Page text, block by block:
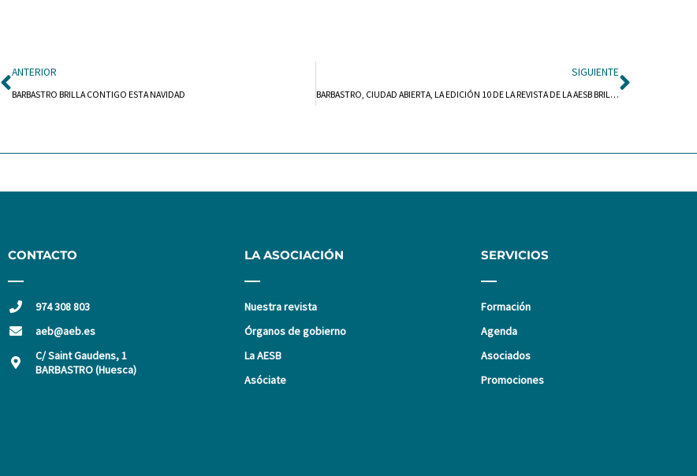
Ant
ANTERIOR
BARBASTRO BRILLA CONTIGO ESTA NAVIDAD
SIGUIENTE
BARBASTRO, CIUDAD ABIERTA, LA EDICIÓN 10 DE LA REVISTA DE LA AESB BRILLA CON LAS LUCES DEL COMERCIO
Siguiente
CONTACTO
974 308 803
aeb@aeb.es
C/ Saint Gaudens, 1
BARBASTRO (Huesca)
LA ASOCIACIÓN
Nuestra revista
Órganos de gobierno
La AESB
Asóciate
SERVICIOS
Formación
Agenda
Asociados
Promociones